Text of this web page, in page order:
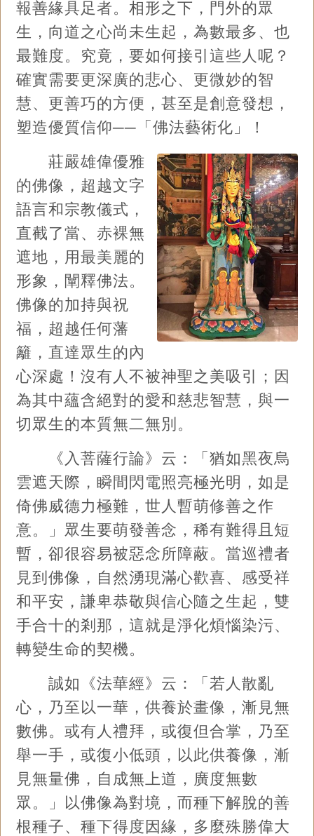
報善緣具足者。相形之下，門外的眾
生，向道之心尚未生起，為數最多、也
最難度。究竟，要如何接引這些人呢？
確實需要更深廣的悲心、更微妙的智
慧、更善巧的方便，甚至是創意發想，
塑造優質信仰──「佛法藝術化」！
莊嚴雄偉優雅
的佛像，超越文字
語言和宗教儀式，
直截了當、赤裸無
遮地，用最美麗的
形象，闡釋佛法。
佛像的加持與祝
福，超越任何藩
籬，直達眾生的內
心深處！沒有人不被神聖之美吸引；因
為其中蘊含絕對的愛和慈悲智慧，與一
切眾生的本質無二無別。
《入菩薩行論》云：「猶如黑夜烏
雲遮天際，瞬間閃電照亮極光明，如是
倚佛威德力極難，世人暫萌修善之作
意。」眾生要萌發善念，稀有難得且短
暫，卻很容易被惡念所障蔽。當巡禮者
見到佛像，自然湧現滿心歡喜、感受祥
和平安，謙卑恭敬與信心隨之生起，雙
手合十的剎那，這就是淨化煩惱染污、
轉變生命的契機。
誠如《法華經》云：「若人散亂
心，乃至以一華，供養於畫像，漸見無
數佛。或有人禮拜，或復但合掌，乃至
舉一手，或復小低頭，以此供養像，漸
見無量佛，自成無上道，廣度無數
眾。」以佛像為對境，而種下解脫的善
根種子、種下得度因緣，多麼殊勝偉大